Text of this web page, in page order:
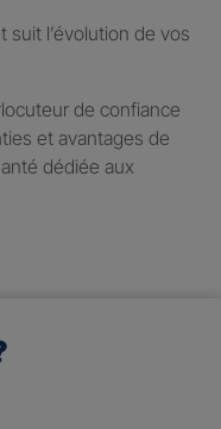
l’évolution de vos
de confiance
et avantages de
dédiée aux